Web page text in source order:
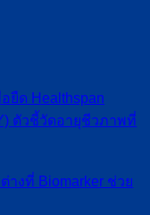
ยืด Healthspan
ตัวชี้วัดอายุชีวภาพที่
างที่ Biomarker ช่วย